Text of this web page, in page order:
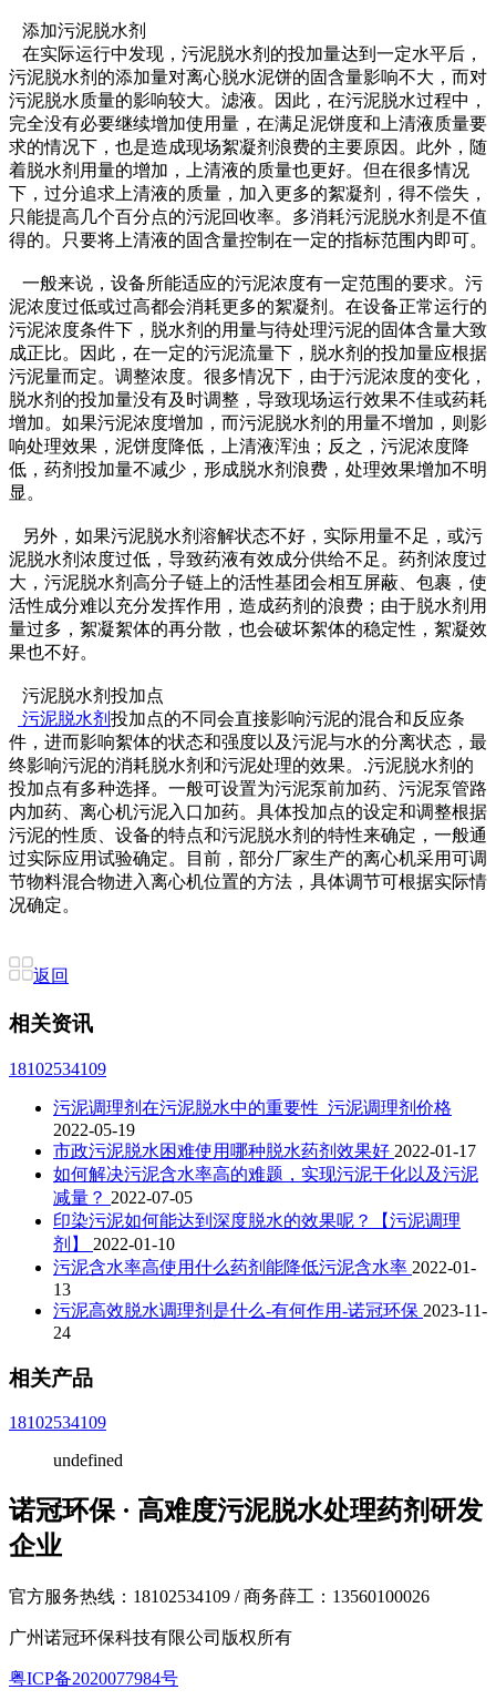
添加污泥脱水剂
在实际运行中发现，污泥脱水剂的投加量达到一定水平后，
污泥脱水剂的添加量对离心脱水泥饼的固含量影响不大，而对
污泥脱水质量的影响较大。滤液。因此，在污泥脱水过程中，
完全没有必要继续增加使用量，在满足泥饼度和上清液质量要
求的情况下，也是造成现场絮凝剂浪费的主要原因。此外，随
着脱水剂用量的增加，上清液的质量也更好。但在很多情况
下，过分追求上清液的质量，加入更多的絮凝剂，得不偿失，
只能提高几个百分点的污泥回收率。多消耗污泥脱水剂是不值
得的。只要将上清液的固含量控制在一定的指标范围内即可。
一般来说，设备所能适应的污泥浓度有一定范围的要求。污
泥浓度过低或过高都会消耗更多的絮凝剂。在设备正常运行的
污泥浓度条件下，脱水剂的用量与待处理污泥的固体含量大致
成正比。因此，在一定的污泥流量下，脱水剂的投加量应根据
污泥量而定。调整浓度。很多情况下，由于污泥浓度的变化，
脱水剂的投加量没有及时调整，导致现场运行效果不佳或药耗
增加。如果污泥浓度增加，而污泥脱水剂的用量不增加，则影
响处理效果，泥饼度降低，上清液浑浊；反之，污泥浓度降
低，药剂投加量不减少，形成脱水剂浪费，处理效果增加不明
显。
另外，如果污泥脱水剂溶解状态不好，实际用量不足，或污
泥脱水剂浓度过低，导致药液有效成分供给不足。药剂浓度过
大，污泥脱水剂高分子链上的活性基团会相互屏蔽、包裹，使
活性成分难以充分发挥作用，造成药剂的浪费；由于脱水剂用
量过多，絮凝絮体的再分散，也会破坏絮体的稳定性，絮凝效
果也不好。
污泥脱水剂投加点
污泥脱水剂 投加点的不同会直接影响污泥的混合和反应条
件，进而影响絮体的状态和强度以及污泥与水的分离状态，最
终影响污泥的消耗脱水剂和污泥处理的效果。.污泥脱水剂的
投加点有多种选择。一般可设置为污泥泵前加药、污泥泵管路
内加药、离心机污泥入口加药。具体投加点的设定和调整根据
污泥的性质、设备的特点和污泥脱水剂的特性来确定，一般通
过实际应用试验确定。目前，部分厂家生产的离心机采用可调
节物料混合物进入离心机位置的方法，具体调节可根据实际情
况确定。
返回
相关资讯
18102534109
污泥调理剂在污泥脱水中的重要性_污泥调理剂价格
2022-05-19
市政污泥脱水困难使用哪种脱水药剂效果好 2022-01-17
如何解决污泥含水率高的难题，实现污泥干化以及污泥
减量？ 2022-07-05
印染污泥如何能达到深度脱水的效果呢？【污泥调理
剂】 2022-01-10
污泥含水率高使用什么药剂能降低污泥含水率 2022-01-
13
污泥高效脱水调理剂是什么-有何作用-诺冠环保 2023-11-
24
相关产品
18102534109
undefined
诺冠环保 · 高难度污泥脱水处理药剂研发
企业
官方服务热线：18102534109 / 商务薛工：13560100026
广州诺冠环保科技有限公司版权所有
粤ICP备2020077984号